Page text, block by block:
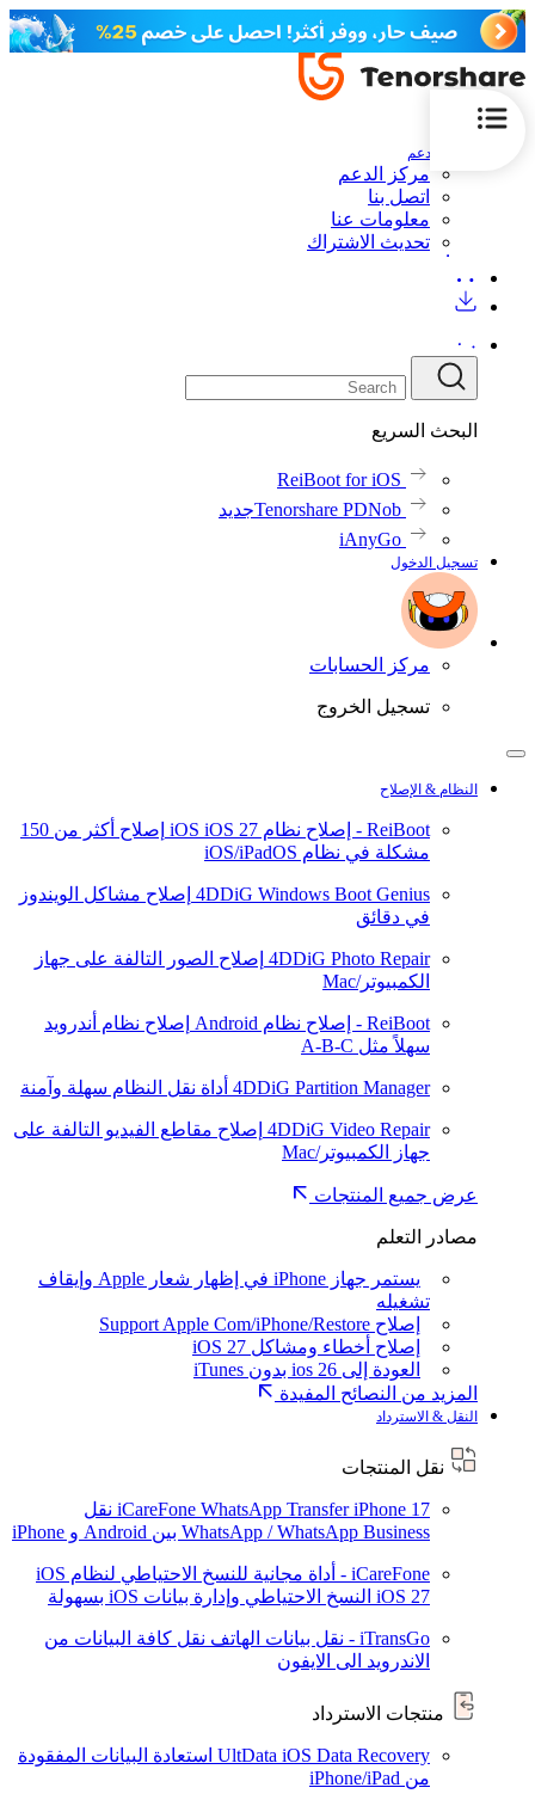
الدعم
مركز الدعم
اتصل بنا
معلومات عنا
تحديث الاشتراك
البحث السريع
ReiBoot for iOS
Tenorshare PDNobجديد
iAnyGo
تسجيل الدخول
مركز الحسابات
تسجيل الخروج
النظام & الإصلاح
ReiBoot - إصلاح نظام iOS iOS 27
إصلاح أكثر من 150
مشكلة في نظام iOS/iPadOS
4DDiG Windows Boot Genius إصلاح مشاكل الويندوز
في دقائق
4DDiG Photo Repair إصلاح الصور التالفة على جهاز
الكمبيوتر/Mac
ReiBoot - إصلاح نظام Android
إصلاح نظام أندرويد
سهلاً مثل A-B-C
4DDiG Partition Manager أداة نقل النظام سهلة وآمنة
4DDiG Video Repair إصلاح مقاطع الفيديو التالفة على
جهاز الكمبيوتر/Mac
عرض جميع المنتجات
مصادر التعلم
يستمر جهاز iPhone في إظهار شعار Apple وإيقاف
تشغيله
إصلاح Support Apple Com/iPhone/Restore
إصلاح أخطاء ومشاكل iOS 27
العودة إلى ios 26 بدون iTunes
المزيد من النصائح المفيدة
النقل & الاسترداد
نقل المنتجات
iCareFone WhatsApp TransferiPhone 17
نقل
WhatsApp / WhatsApp Business بين Android و iPhone
iCareFone - أداة مجانية للنسخ الاحتياطي لنظام iOS
iOS 27 النسخ الاحتياطي وإدارة بيانات iOS بسهولة
iTransGo - نقل بيانات الهاتف
نقل كافة البيانات من
الاندرويد الى الايفون
منتجات الاسترداد
UltData iOS Data Recovery استعادة البيانات المفقودة
من iPhone/iPad